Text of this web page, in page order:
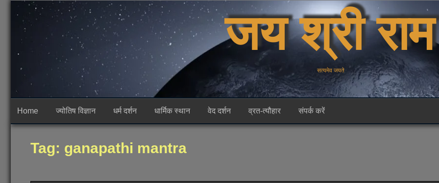
content
जय श्री राम
सत्यमेव जयते
Home ज्योतिष विज्ञान धर्म दर्शन धार्मिक स्थान वेद दर्शन व्रत-त्यौहार संपर्क करें
Tag: ganapathi mantra